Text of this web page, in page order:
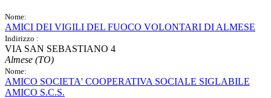
Nome:
AMICI DEI VIGILI DEL FUOCO VOLONTARI DI ALMESE
Indirizzo :
VIA SAN SEBASTIANO 4
Almese (TO)
Nome:
AMICO SOCIETA' COOPERATIVA SOCIALE SIGLABILE
AMICO S.C.S.